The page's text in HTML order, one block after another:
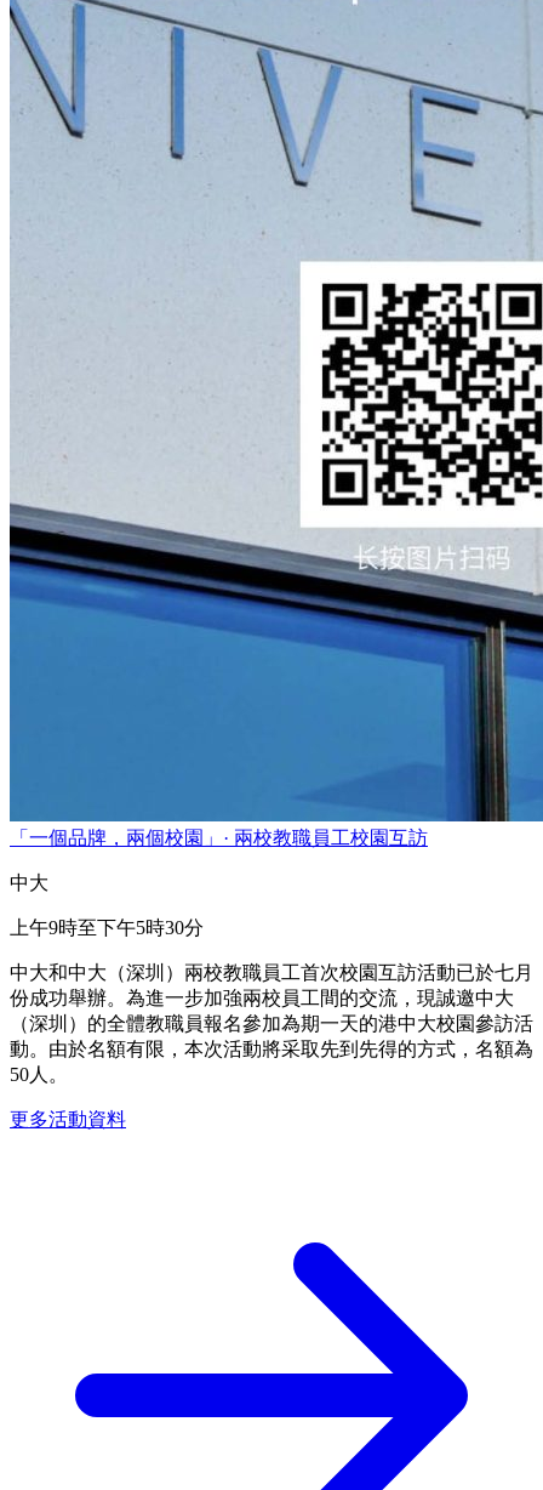
「一個品牌，兩個校園」· 兩校教職員工校園互訪
中大
上午9時至下午5時30分
中大和中大（深圳）兩校教職員工首次校園互訪活動已於七月
份成功舉辦。為進一步加強兩校員工間的交流，現誠邀中大
（深圳）的全體教職員報名參加為期一天的港中大校園參訪活
動。由於名額有限，本次活動將采取先到先得的方式，名額為
50人。
更多活動資料